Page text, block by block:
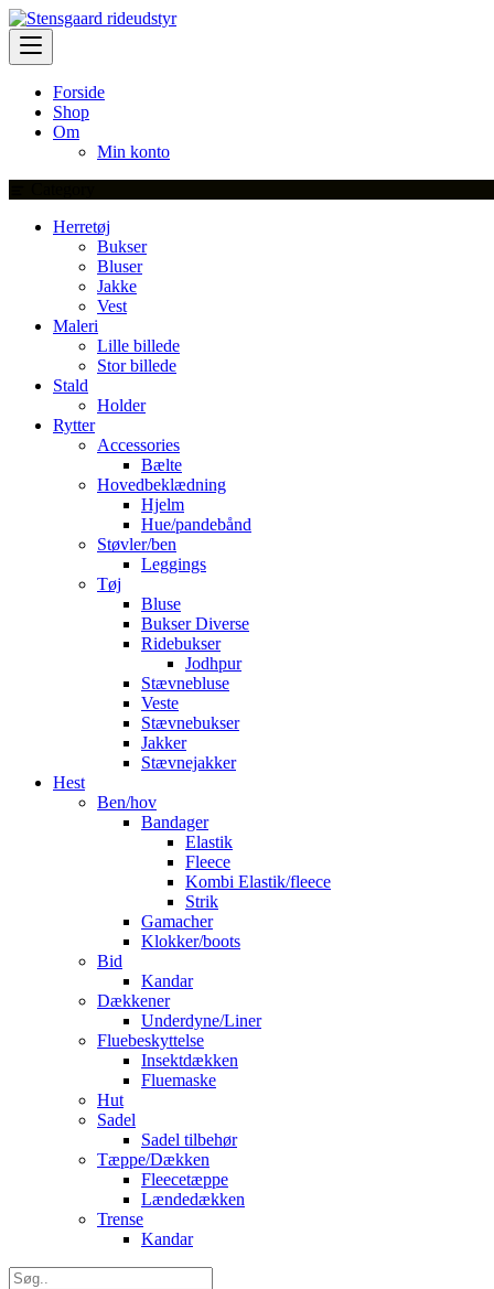
Skip
to
content
Forside
Shop
Om
Min konto
Herretøj
Bukser
Bluser
Jakke
Vest
Maleri
Lille billede
Stor billede
Stald
Holder
Rytter
Accessories
Bælte
Hovedbeklædning
Hjelm
Hue/pandebånd
Støvler/ben
Leggings
Tøj
Bluse
Bukser Diverse
Ridebukser
Jodhpur
Stævnebluse
Veste
Stævnebukser
Jakker
Stævnejakker
Hest
Ben/hov
Bandager
Elastik
Fleece
Kombi Elastik/fleece
Strik
Gamacher
Klokker/boots
Bid
Kandar
Dækkener
Underdyne/Liner
Fluebeskyttelse
Insektdækken
Fluemaske
Hut
Sadel
Sadel tilbehør
Tæppe/Dækken
Fleecetæppe
Lændedækken
Trense
Kandar